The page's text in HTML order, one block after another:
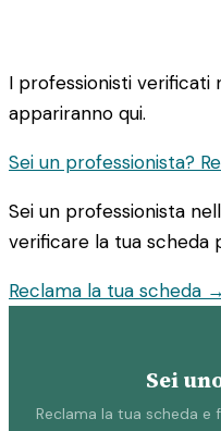
I professionisti verificati
appariranno qui.
Sei un professionista?
Sei un professionista
verificare la tua scheda
Reclama la tua scheda →
Sei
Reclama la tua scheda